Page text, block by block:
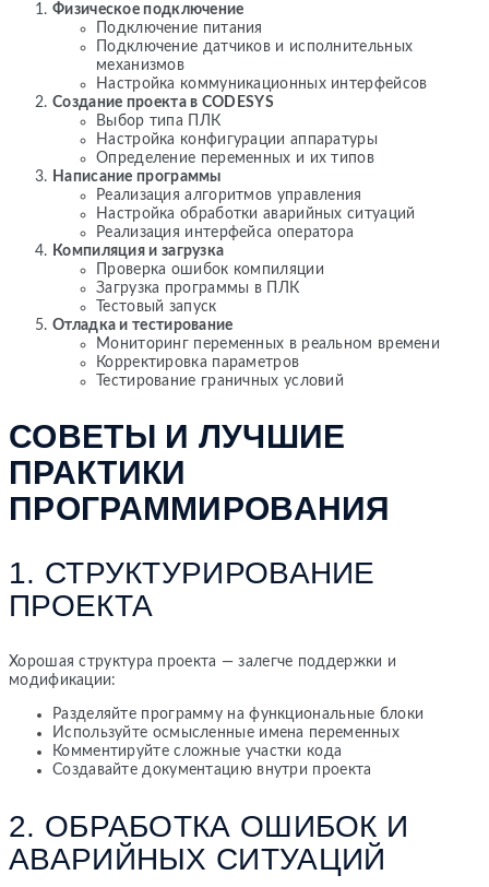
Физическое подключение
Подключение питания
Подключение датчиков и исполнительных
механизмов
Настройка коммуникационных интерфейсов
Создание проекта в CODESYS
Выбор типа ПЛК
Настройка конфигурации аппаратуры
Определение переменных и их типов
Написание программы
Реализация алгоритмов управления
Настройка обработки аварийных ситуаций
Реализация интерфейса оператора
Компиляция и загрузка
Проверка ошибок компиляции
Загрузка программы в ПЛК
Тестовый запуск
Отладка и тестирование
Мониторинг переменных в реальном времени
Корректировка параметров
Тестирование граничных условий
СОВЕТЫ И ЛУЧШИЕ
ПРАКТИКИ
ПРОГРАММИРОВАНИЯ
1. СТРУКТУРИРОВАНИЕ
ПРОЕКТА
Хорошая структура проекта — залегче поддержки и
модификации:
Разделяйте программу на функциональные блоки
Используйте осмысленные имена переменных
Комментируйте сложные участки кода
Создавайте документацию внутри проекта
2. ОБРАБОТКА ОШИБОК И
АВАРИЙНЫХ СИТУАЦИЙ